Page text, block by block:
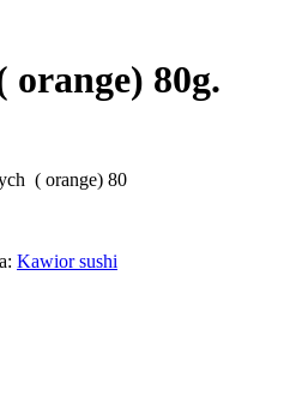
80g.
( orange) 80
Kawior sushi